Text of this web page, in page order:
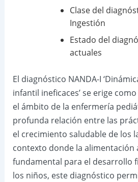
Clase del
Ingestión
Estado del
actuales
El diagnóstico NANDA-I
infantil ineficaces’ se erige
el ámbito de la enfermería
profunda relación entre las
el crecimiento saludable de los
contexto donde la alimentación
fundamental para el desarrollo
los niños, este diagnóstico